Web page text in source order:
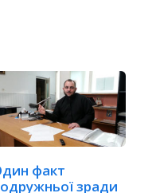
факт
зради